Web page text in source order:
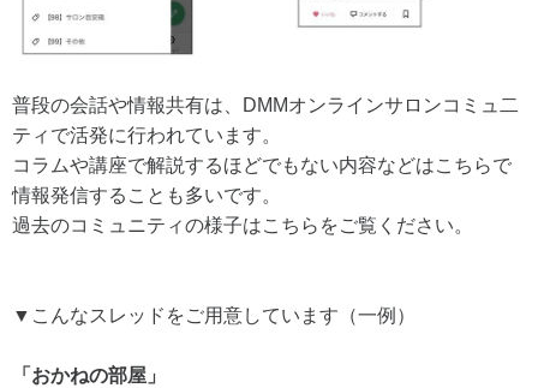
普段の会話や情報共有は、DMMオンラインサロンコミュ二
ティで活発に行われています。
コラムや講座で解説するほどでもない内容などはこちらで
情報発信することも多いです。
過去のコミュニティの様子はこちらをご覧ください。
▼こんなスレッドをご用意しています（一例）
「おかねの部屋」